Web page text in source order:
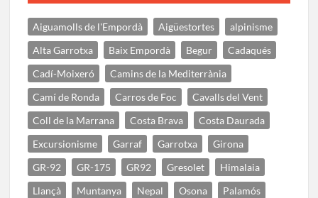
Aiguamolls de l'Empordà Aigüestortes
alpinisme
Alta Garrotxa
Baix Empordà Begur
Cadaqués
Cadí-Moixeró
Camins de la Mediterrània
Camí de Ronda
Carros de Foc
Cavalls del Vent
Coll de la Marrana
Costa Brava
Costa Daurada
Excursionisme
Garraf Garrotxa
Girona
GR-92
GR-175 GR92 Gresolet
Himalaia
Llançà
Muntanya Nepal Osona
Palamós